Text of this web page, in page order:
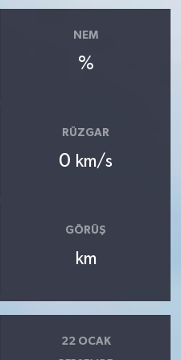
NEM
%
RÜZGAR
0 km/s
GÖRÜŞ
km
22 OCAK